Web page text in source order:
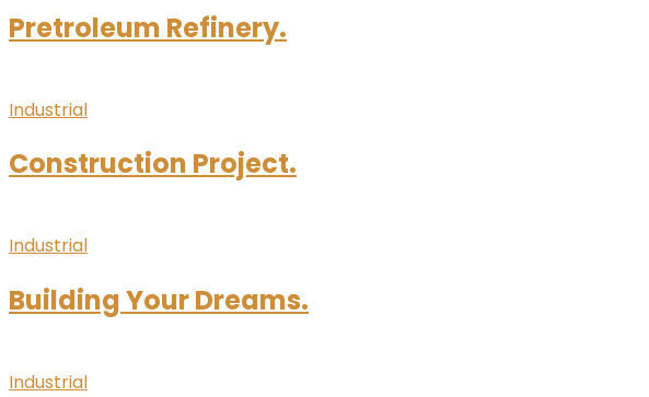
Pretroleum Refinery.
Industrial
Construction Project.
Industrial
Building Your Dreams.
Industrial